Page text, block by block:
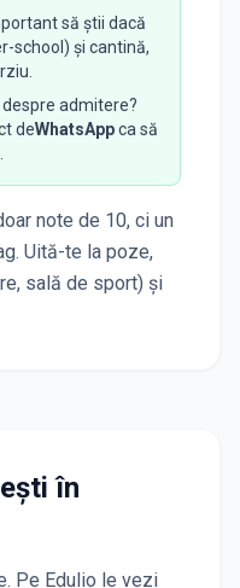
să știi dacă
school) și cantină,
admitere?
deWhatsAppca să
note de 10, ci un
Uită-te la poze,
sală de sport) și
în
Pe Edulio le vezi